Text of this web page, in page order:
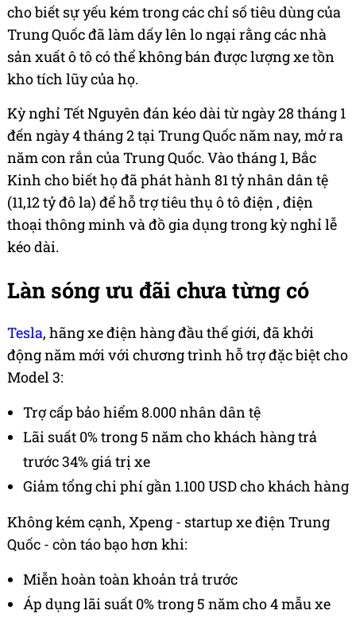
cho biết sự yếu kém trong các chỉ số tiêu dùng của
Trung Quốc đã làm dấy lên lo ngại rằng các nhà
sản xuất ô tô có thể không bán được lượng xe tồn
kho tích lũy của họ.
Kỳ nghỉ Tết Nguyên đán kéo dài từ ngày 28 tháng 1
đến ngày 4 tháng 2 tại Trung Quốc năm nay, mở ra
năm con rắn của Trung Quốc. Vào tháng 1, Bắc
Kinh cho biết họ đã phát hành 81 tỷ nhân dân tệ
(11,12 tỷ đô la) để hỗ trợ tiêu thụ ô tô điện , điện
thoại thông minh và đồ gia dụng trong kỳ nghỉ lễ
kéo dài.
Làn sóng ưu đãi chưa từng có
Tesla, hãng xe điện hàng đầu thế giới, đã khởi
động năm mới với chương trình hỗ trợ đặc biệt cho
Model 3:
Trợ cấp bảo hiểm 8.000 nhân dân tệ
Lãi suất 0% trong 5 năm cho khách hàng trả
trước 34% giá trị xe
Giảm tổng chi phí gần 1.100 USD cho khách hàng
Không kém cạnh, Xpeng - startup xe điện Trung
Quốc - còn táo bạo hơn khi:
Miễn hoàn toàn khoản trả trước
Áp dụng lãi suất 0% trong 5 năm cho 4 mẫu xe